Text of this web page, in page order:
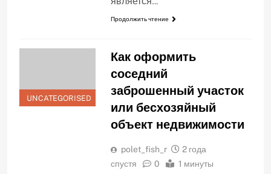
Продолжить чтение
UNCATEGORISED
Как оформить
соседний
заброшенный участок
или бесхозяйный
объект недвижимости
polet_fish_r
2 года
спустя
0 1 минуты